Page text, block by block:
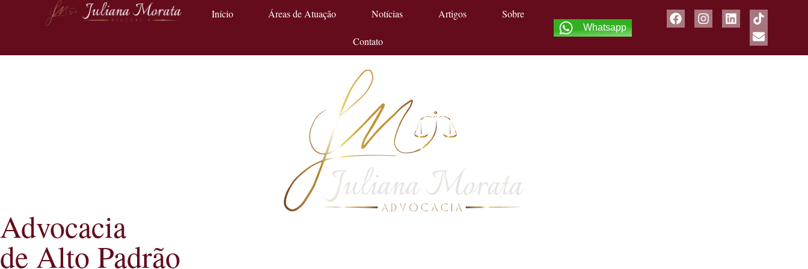
Início Áreas de Atuação Notícias Artigos Sobre
Contato
Whatsapp
Advocacia
de Alto Padrão